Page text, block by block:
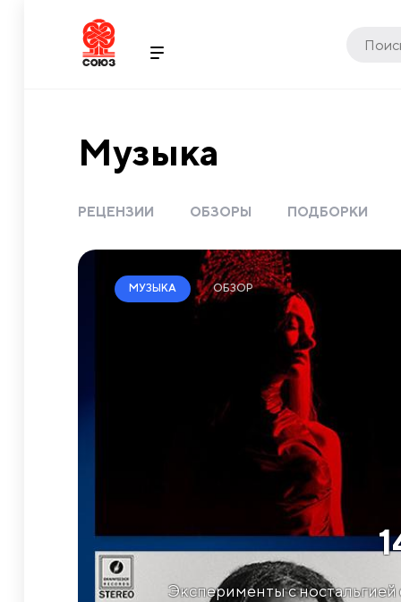
Музыка
РЕЦЕНЗИИ ОБЗОРЫ ПОДБОРКИ
Эксперименты с
МУЗЫКА ОБЗОР